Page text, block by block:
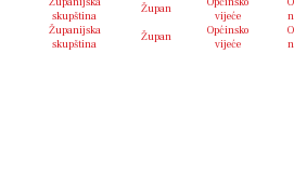
skupština
Župan
vijeće
Županijska
skupština
Župan
Općinsko
vijeće